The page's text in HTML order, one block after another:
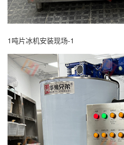
1吨片冰机安装现场-1